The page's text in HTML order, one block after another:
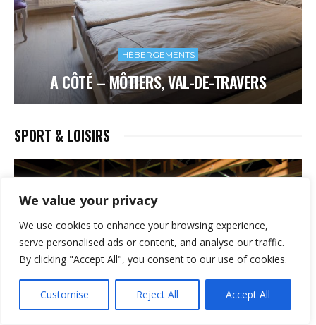
We value your privacy
We use cookies to enhance your browsing experience,
serve personalised ads or content, and analyse our traffic.
By clicking "Accept All", you consent to our use of cookies.
Customise Reject All Accept All
HÉBERGEMENTS
A CÔTÉ – MÔTIERS, VAL-DE-TRAVERS
SPORT & LOISIRS